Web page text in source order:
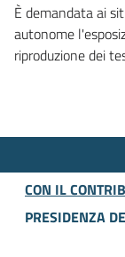
È demandata ai
autonome
riproduzione dei
CON IL
PRESIDENZA